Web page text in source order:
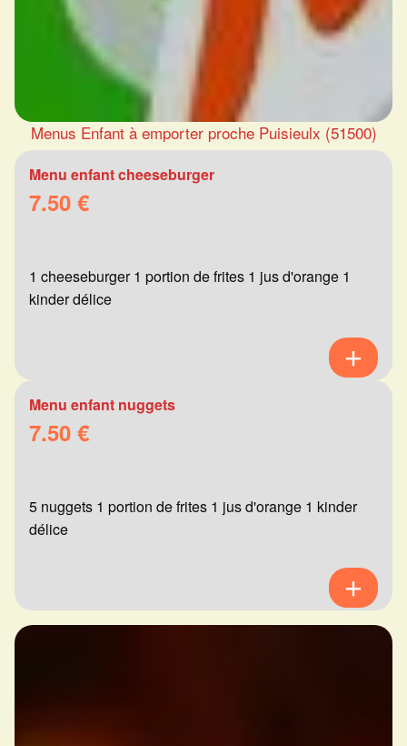
Menus Enfant à emporter proche Puisieulx (51500)
Menu enfant cheeseburger
7.50 €
1 cheeseburger 1 portion de frites 1 jus d'orange 1
kinder délice
Menu enfant nuggets
7.50 €
5 nuggets 1 portion de frites 1 jus d'orange 1 kinder
délice